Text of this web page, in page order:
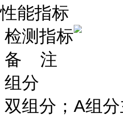
性能指标
检测指标
备 注
组分
双组分；A组